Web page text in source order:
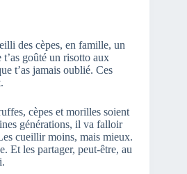
des cèpes, en famille, un
goûté un risotto aux
t’as jamais oublié. Ces
cèpes et morilles soient
générations, il va falloir
cueillir moins, mais mieux.
Et les partager, peut-être, au